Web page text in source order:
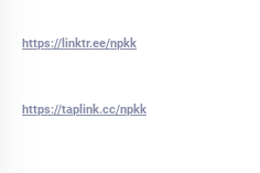
https://linktr.ee/npkk
https://taplink.cc/npkk